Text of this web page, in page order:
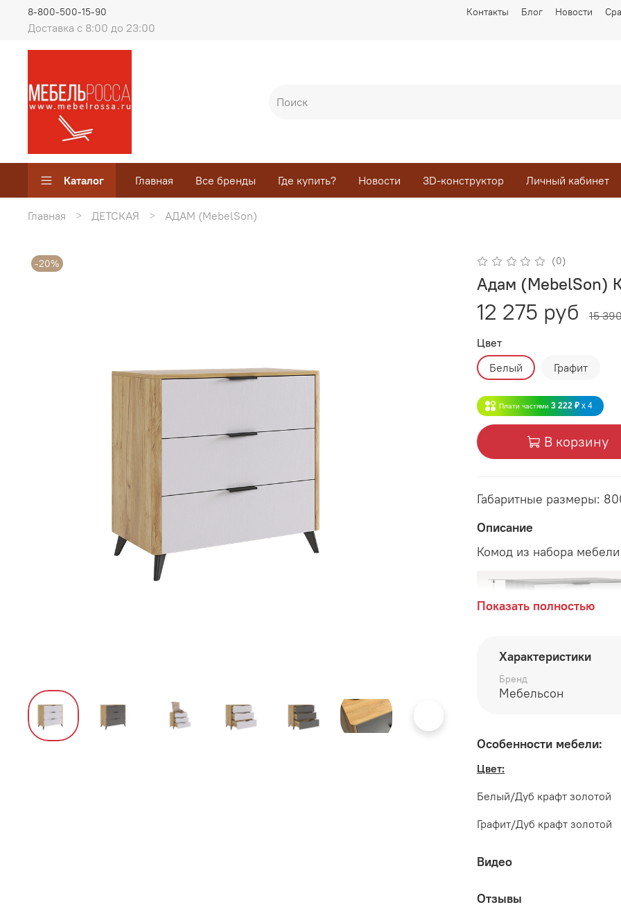
Контакты Блог Новости
Доставка с 8:00 до 23:00
8-800-500-15-90
Каталог Главная Все бренды Где купить? Новости 3D-конструктор Личный кабинет
Главная ДЕТСКАЯ АДАМ (MebelSon)
-20% (0)
Адам (MebelSon)
12 275 руб
15
Цвет
Белый
Графит
Плати частями 3 222 ₽ x 4
В корзину
Габаритные размеры:
Описание
Комод из набора
Показать полностью
Характеристики
Бренд
Мебельсон
Особенности мебели:
Цвет:
Белый/Дуб крафт золотой
Графит/Дуб крафт золотой
Видео
Отзывы